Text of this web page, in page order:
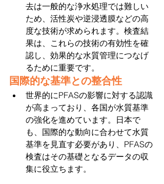
去は一般的な浄水処理では難しい
ため、活性炭や逆浸透膜などの高
度な技術が求められます。検査結
果は、これらの技術の有効性を確
認し、効果的な水質管理につなげ
るために重要です。
国際的な基準との整合性
世界的にPFASの影響に対する認識
が高まっており、各国が水質基準
の強化を進めています。日本で
も、国際的な動向に合わせて水質
基準を見直す必要があり、PFASの
検査はその基礎となるデータの収
集に役立ちます。